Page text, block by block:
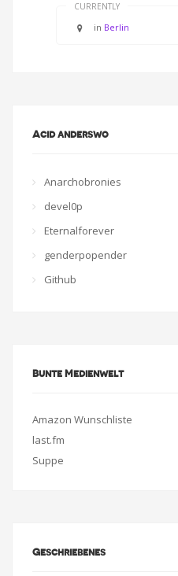
CURRENTLY
in Berlin
Acid anderswo
Anarchobronies
devel0p
Eternalforever
genderpopender
Github
Bunte Medienwelt
Amazon Wunschliste
last.fm
Suppe
Geschriebenes